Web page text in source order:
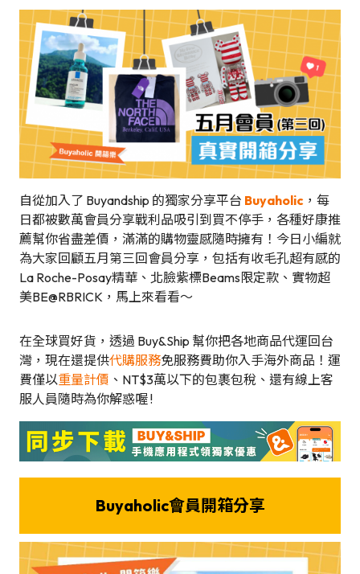
自從加入了 Buyandship 的獨家分享平台 Buyaholic ，每
日都被數萬會員分享戰利品吸引到買不停手，各種好康推
薦幫你省盡差價，滿滿的購物靈感隨時擁有！今日小編就
為大家回顧五月第三回會員分享，包括有收毛孔超有感的
La Roche-Posay精華、北臉紫標Beams限定款、實物超
美BE@RBRICK，馬上來看看～
在全球買好貨，透過 Buy&Ship 幫你把各地商品代運回台
灣，現在還提供代購服務免服務費助你入手海外商品！運
費僅以重量計價 、NT$3萬以下的包裹包稅、還有線上客
服人員隨時為你解惑喔 !
Buyaholic會員開箱分享